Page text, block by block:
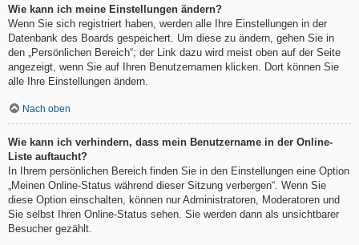
Wie kann ich meine Einstellungen ändern?
Wenn Sie sich registriert haben, werden alle Ihre Einstellungen in der
Datenbank des Boards gespeichert. Um diese zu ändern, gehen Sie in
den „Persönlichen Bereich“; der Link dazu wird meist oben auf der Seite
angezeigt, wenn Sie auf Ihren Benutzernamen klicken. Dort können Sie
alle Ihre Einstellungen ändern.
Nach oben
Wie kann ich verhindern, dass mein Benutzername in der Online-
Liste auftaucht?
In Ihrem persönlichen Bereich finden Sie in den Einstellungen eine Option
„Meinen Online-Status während dieser Sitzung verbergen“. Wenn Sie
diese Option einschalten, können nur Administratoren, Moderatoren und
Sie selbst Ihren Online-Status sehen. Sie werden dann als unsichtbarer
Besucher gezählt.